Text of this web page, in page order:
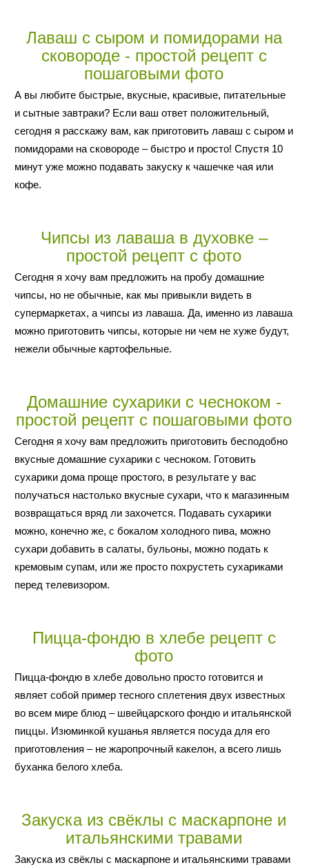
Лаваш с сыром и помидорами на
сковороде - простой рецепт с
пошаговыми фото
А вы любите быстрые, вкусные, красивые, питательные
и сытные завтраки? Если ваш ответ положительный,
сегодня я расскажу вам, как приготовить лаваш с сыром и
помидорами на сковороде – быстро и просто! Спустя 10
минут уже можно подавать закуску к чашечке чая или
кофе.
Чипсы из лаваша в духовке –
простой рецепт с фото
Сегодня я хочу вам предложить на пробу домашние
чипсы, но не обычные, как мы привыкли видеть в
супермаркетах, а чипсы из лаваша. Да, именно из лаваша
можно приготовить чипсы, которые ни чем не хуже будут,
нежели обычные картофельные.
Домашние сухарики с чесноком -
простой рецепт с пошаговыми фото
Сегодня я хочу вам предложить приготовить бесподобно
вкусные домашние сухарики с чесноком. Готовить
сухарики дома проще простого, в результате у вас
получаться настолько вкусные сухари, что к магазинным
возвращаться вряд ли захочется. Подавать сухарики
можно, конечно же, с бокалом холодного пива, можно
сухари добавить в салаты, бульоны, можно подать к
кремовым супам, или же просто похрустеть сухариками
перед телевизором.
Пицца-фондю в хлебе рецепт с
фото
Пицца-фондю в хлебе довольно просто готовится и
являет собой пример тесного сплетения двух известных
во всем мире блюд – швейцарского фондю и итальянской
пиццы. Изюминкой кушанья является посуда для его
приготовления – не жаропрочный какелон, а всего лишь
буханка белого хлеба.
Закуска из свёклы с маскарпоне и
итальянскими травами
Закуска из свёклы с маскарпоне и итальянскими травами